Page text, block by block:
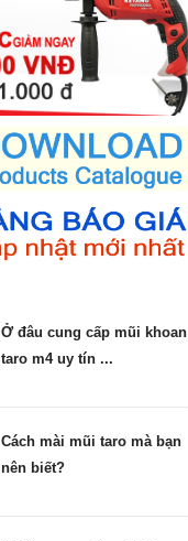
Ở đâu cung cấp mũi khoan
taro m4 uy tín ...
Cách mài mũi taro mà bạn
nên biết?